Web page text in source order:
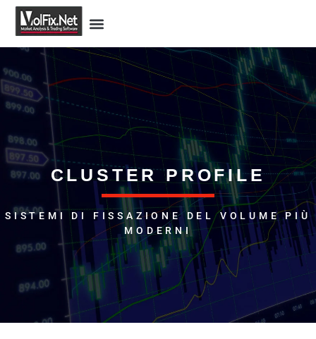
CLUSTER PROFILE
SISTEMI DI FISSAZIONE DEL VOLUME PIÙ
MODERNI